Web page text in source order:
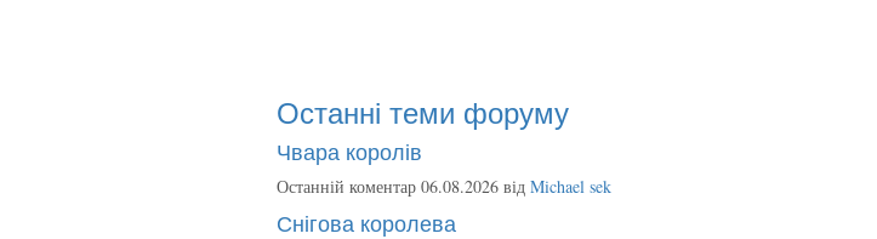
Останні теми форуму
Чвара королів
Останній коментар 06.08.2026 від Michael sek
Снігова королева